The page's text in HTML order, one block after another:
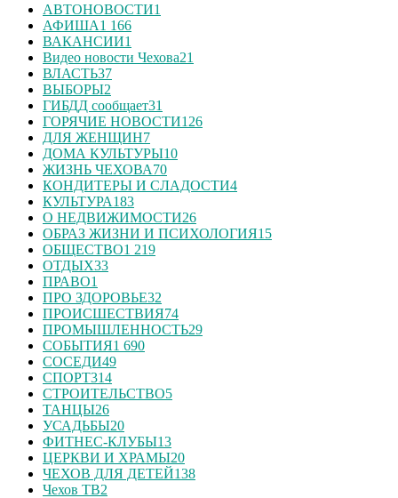
АВТОНОВОСТИ1
АФИША1 166
ВАКАНСИИ1
Видео новости Чехова21
ВЛАСТЬ37
ВЫБОРЫ2
ГИБДД сообщает31
ГОРЯЧИЕ НОВОСТИ126
ДЛЯ ЖЕНЩИН7
ДОМА КУЛЬТУРЫ10
ЖИЗНЬ ЧЕХОВА70
КОНДИТЕРЫ И СЛАДОСТИ4
КУЛЬТУРА183
О НЕДВИЖИМОСТИ26
ОБРАЗ ЖИЗНИ И ПСИХОЛОГИЯ15
ОБЩЕСТВО1 219
ОТДЫХ33
ПРАВО1
ПРО ЗДОРОВЬЕ32
ПРОИСШЕСТВИЯ74
ПРОМЫШЛЕННОСТЬ29
СОБЫТИЯ1 690
СОСЕДИ49
СПОРТ314
СТРОИТЕЛЬСТВО5
ТАНЦЫ26
УСАДЬБЫ20
ФИТНЕС-КЛУБЫ13
ЦЕРКВИ И ХРАМЫ20
ЧЕХОВ ДЛЯ ДЕТЕЙ138
Чехов ТВ2